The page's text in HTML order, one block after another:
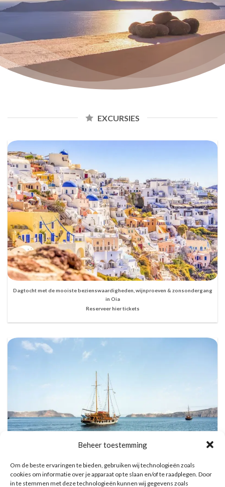
Beheer toestemming
Om de beste ervaringen te bieden, gebruiken wij technologieën zoals
cookies om informatie over je apparaat op te slaan en/of te raadplegen. Door
in te stemmen met deze technologieën kunnen wij gegevens zoals
EXCURSIES
Dagtocht met de mooiste bezienswaardigheden, wijnproeven & zonsondergang
in Oia
Reserveer hier tickets